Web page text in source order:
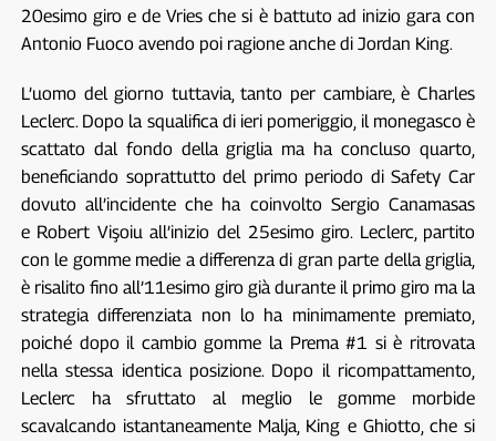
20esimo giro e de Vries che si è battuto ad inizio gara con
Antonio Fuoco avendo poi ragione anche di Jordan King.
L’uomo del giorno tuttavia, tanto per cambiare, è Charles
Leclerc. Dopo la squalifica di ieri pomeriggio, il monegasco è
scattato dal fondo della griglia ma ha concluso quarto,
beneficiando soprattutto del primo periodo di Safety Car
dovuto all’incidente che ha coinvolto Sergio Canamasas
e Robert Vişoiu all’inizio del 25esimo giro. Leclerc, partito
con le gomme medie a differenza di gran parte della griglia,
è risalito fino all’11esimo giro già durante il primo giro ma la
strategia differenziata non lo ha minimamente premiato,
poiché dopo il cambio gomme la Prema #1 si è ritrovata
nella stessa identica posizione. Dopo il ricompattamento,
Leclerc ha sfruttato al meglio le gomme morbide
scavalcando istantaneamente Malja, King e Ghiotto, che si